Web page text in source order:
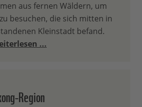
aus fernen Wäldern, um
besuchen, die sich mitten in
Kleinstadt befand.
...
Region